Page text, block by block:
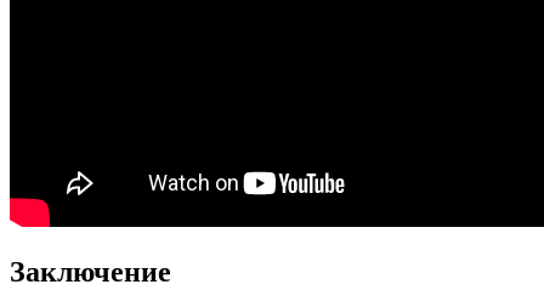
Заключение